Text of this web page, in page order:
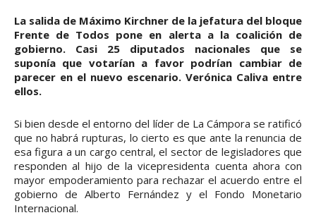
La salida de Máximo Kirchner de la jefatura del bloque
Frente de Todos pone en alerta a la coalición de
gobierno. Casi 25 diputados nacionales que se
suponía que votarían a favor podrían cambiar de
parecer en el nuevo escenario. Verónica Caliva entre
ellos.
Si bien desde el entorno del líder de La Cámpora se ratificó
que no habrá rupturas, lo cierto es que ante la renuncia de
esa figura a un cargo central, el sector de legisladores que
responden al hijo de la vicepresidenta cuenta ahora con
mayor empoderamiento para rechazar el acuerdo entre el
gobierno de Alberto Fernández y el Fondo Monetario
Internacional.